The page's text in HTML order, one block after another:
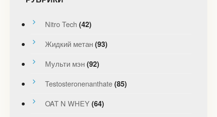
Nitro Tech (42)
Жидкий метан (93)
Мульти мэн (92)
Testosteronenanthate (85)
OAT N WHEY (64)